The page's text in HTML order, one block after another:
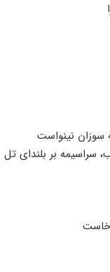
سوزان نینواست
سراسیمه بر بلندای تل